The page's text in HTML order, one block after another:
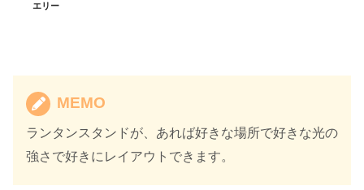
エリー
MEMO
ランタンスタンドが、あれば好きな場所で好きな光の
強さで好きにレイアウトできます。